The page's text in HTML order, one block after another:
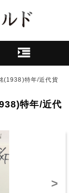
(1938)特年/近代貨
特年/近代
>